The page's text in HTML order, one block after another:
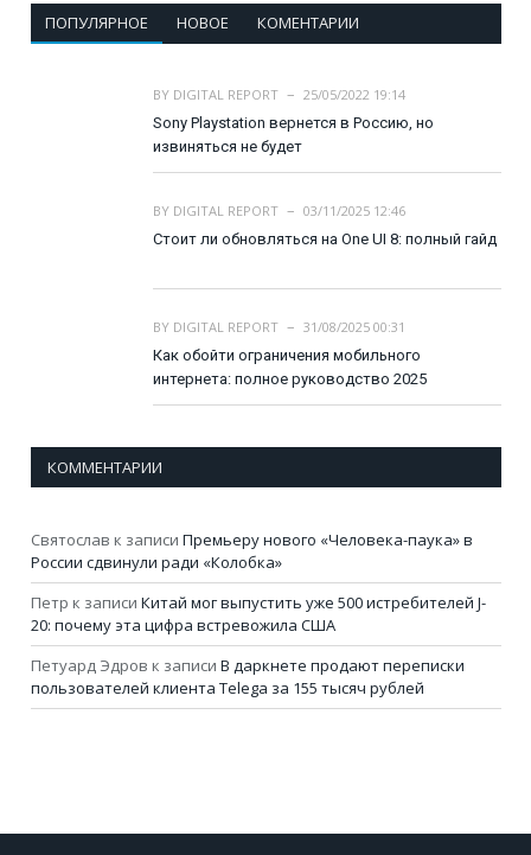
ПОПУЛЯРНОЕ НОВОЕ КОМЕНТАРИИ
BY DIGITAL REPORT
25/05/2022 19:14
Sony Playstation вернется в Россию, но
извиняться не будет
BY DIGITAL REPORT
03/11/2025 12:46
Стоит ли обновляться на One UI 8: полный гайд
BY DIGITAL REPORT
31/08/2025 00:31
Как обойти ограничения мобильного
интернета: полное руководство 2025
КОММЕНТАРИИ
Святослав к записи Премьеру нового «Человека-паука» в
России сдвинули ради «Колобка»
Петр к записи Китай мог выпустить уже 500 истребителей J-
20: почему эта цифра встревожила США
Петуард Эдров к записи В даркнете продают переписки
пользователей клиента Telega за 155 тысяч рублей